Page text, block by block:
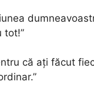
tot!”
că ați făcut